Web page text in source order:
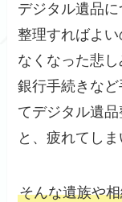
デジタル遺品
整理すればよ
なくなった悲
銀行手続きな
てデジタル遺
と、疲れてしま
そんな遺族や